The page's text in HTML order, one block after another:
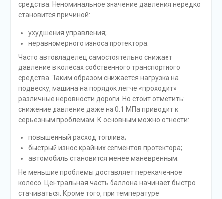
средства. Неноминальное значение давления нередко
становится причиной:
ухудшения управления;
неравномерного износа протектора.
Часто автовладелец самостоятельно снижает
давление в колёсах собственного транспортного
средства. Таким образом снижается нагрузка на
подвеску, машина на порядок легче «проходит»
различные неровности дороги. Но стоит отметить:
снижение давление даже на 0.1 МПа приводит к
серьезным проблемам. К основным можно отнести:
повышенный расход топлива;
быстрый износ крайних сегментов протектора;
автомобиль становится менее маневренным.
Не меньшие проблемы доставляет перекаченное
колесо. Центральная часть баллона начинает быстро
стачиваться. Кроме того, при температуре